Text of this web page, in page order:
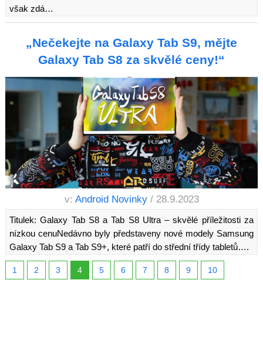
však zdá…
„Nečekejte na Galaxy Tab S9, mějte
Galaxy Tab S8 za skvělé ceny!“
v: Android Novinky / 28.9.2023
Titulek: Galaxy Tab S8 a Tab S8 Ultra – skvělé příležitosti za
nízkou cenuNedávno byly představeny nové modely Samsung
Galaxy Tab S9 a Tab S9+, které patří do střední třídy tabletů….
1 2 3 4 5 6 7 8 9 10